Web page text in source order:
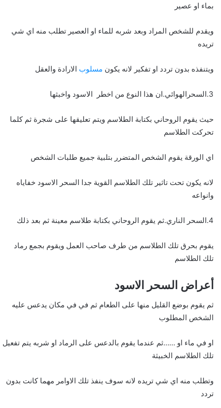
بماء او عصير
ويقدم للشخص المراد وبعد شربه للماء او العصير تطلب منه اي شي
تريده
ويتنفذه بدون تردد او تفكير لانه يكون مسلوب الارادة والعقل
3.السحرالهوائي.ان هذا النوع من اخطر الاسود واخبثها
حيث يقوم الروحاني بكتابة الطلاسم ويتم تعليقها على شجرة ثم كلما
تحركت الطلاسم
اي الورقة يقوم الشخص المتضرر بتلبية جميع طلبات الشخص
لانه يكون تحت تاثير تلك الطلاسم القوية جدا السحر الاسود خفاياه
وانواعه
4.السحر الناري.ثم يقوم الروحاني بكتابة طلاسم معينة ثم بعد ذلك
يقوم بحرق تلك الطلاسم من طرف صاحب العمل ويقوم بجمع رماد
تلك الطلاسم
أعراض السحر الاسود
ثم يقوم بوضع القليل منها على الطعام ثم في في مكان يدعس عليه
الشخص المطلوب
او في ماء او ……ثم عندما يقوم بالدعس على الرماد او شربه يتم تفعيل
تلك الطلاسم الخبيثة
وتطلب منه اي شي تريده لانه سوف ينفذ تلك الاوامر مهما كانت بدون
تردد